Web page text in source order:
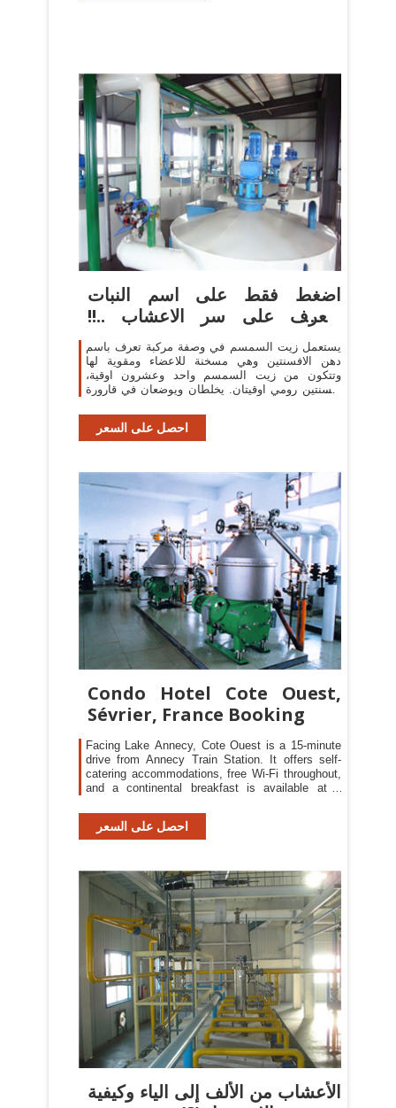
اضغط فقط على اسم النبات
وتعرف على سر الاعشاب ..!!
صفحة 2
يستعمل زيت السمسم في وصفة مركبة تعرف باسم
دهن الافسنتين وهي مسخنة للاعضاء ومقوية لها
وتتكون من زيت السمسم واحد وعشرون اوقية،
افسنتين رومي اوقيتان. يخلطان ويوضعان في قارورة
احصل على السعر
Condo Hotel Cote Ouest,
Sévrier, France Booking
Facing Lake Annecy, Cote Ouest is a 15-minute
drive from Annecy Train Station. It offers self-
catering accommodations, free Wi-Fi throughout,
and a continental breakfast is available at a
احصل على السعر
الأعشاب من الألف إلى الياء وكيفية